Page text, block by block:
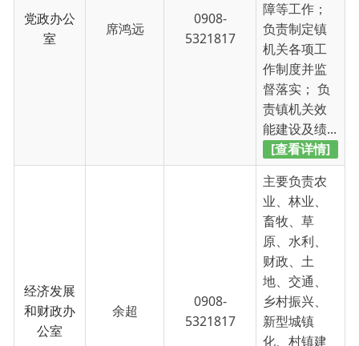
主要负责农
业、林业、
畜牧、草
原、水利、
财政、土
地、交通、
乡村振兴、
新型城镇
化、村镇建
设、园林绿
化、生态环
境保护，
一、二...
[查看详情]
主要负责统
筹便民服务
工作，组
织、协调、